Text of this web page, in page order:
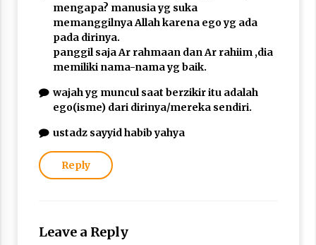
mengapa? manusia yg suka
memanggilnya Allah karena ego yg ada
pada dirinya.
panggil saja Ar rahmaan dan Ar rahiim ,dia
memiliki nama-nama yg baik.
wajah yg muncul saat berzikir itu adalah
ego(isme) dari dirinya/mereka sendiri.
ustadz sayyid habib yahya
Reply
Leave a Reply